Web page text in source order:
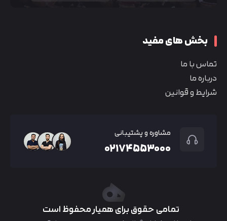
بخش های مفید
تماس با ما
درباره ما
شرایط و قوانین
مشاوره و پشتیبانی
۰۲۱۷۴۵۵۳۰۰۰
تمامی حقوق برای همیار محفوظ است